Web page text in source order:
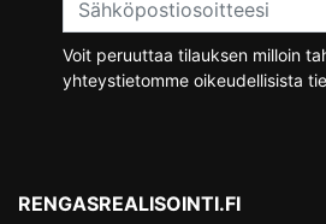
Voit peruuttaa tilauksen milloin
yhteystietomme oikeudellisista
RENGASREALISOINTI.FI